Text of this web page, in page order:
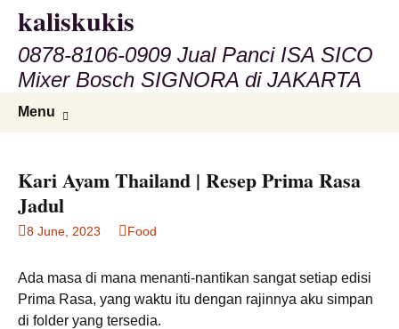
content
kaliskukis
0878-8106-0909 Jual Panci ISA SICO
Mixer Bosch SIGNORA di JAKARTA
Menu
Kari Ayam Thailand | Resep Prima Rasa
Jadul
8 June, 2023 Food
Ada masa di mana menanti-nantikan sangat setiap edisi
Prima Rasa, yang waktu itu dengan rajinnya aku simpan
di folder yang tersedia.